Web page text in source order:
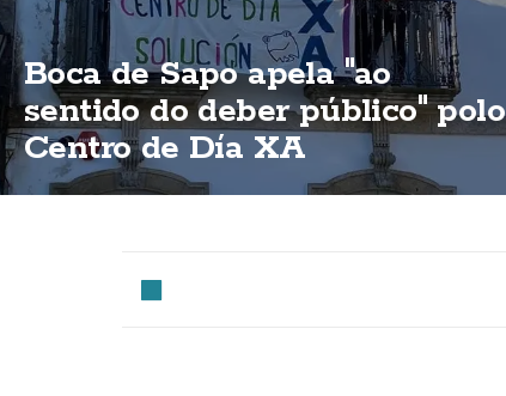
Boca de Sapo apela "ao
sentido do deber público" polo
Centro de Día XA